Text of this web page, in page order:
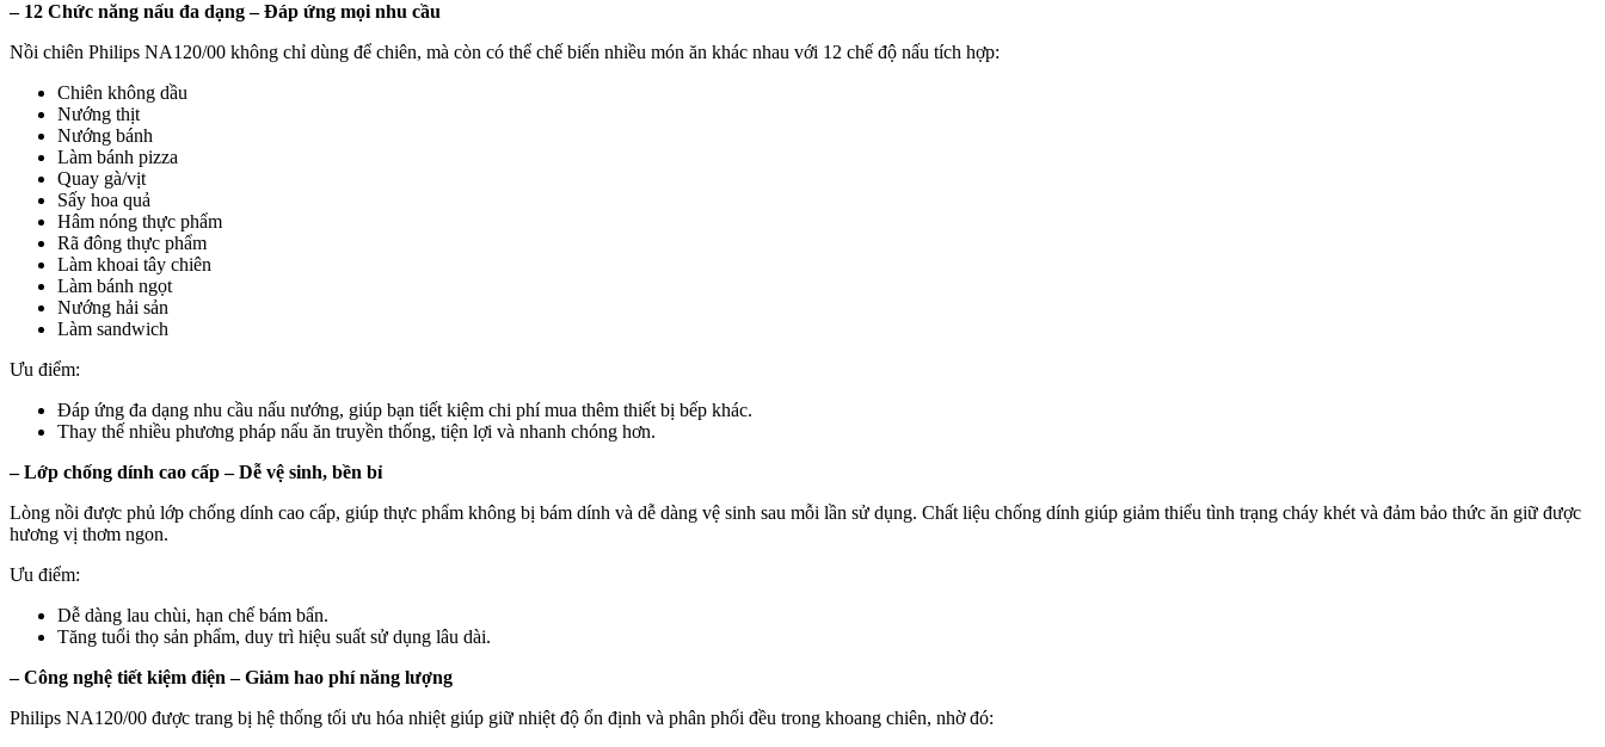
– 12 Chức năng nấu đa dạng – Đáp ứng mọi nhu cầu
Nồi chiên Philips NA120/00 không chỉ dùng để chiên, mà còn có thể chế biến nhiều món ăn khác nhau với 12 chế độ nấu tích hợp:
Chiên không dầu
Nướng thịt
Nướng bánh
Làm bánh pizza
Quay gà/vịt
Sấy hoa quả
Hâm nóng thực phẩm
Rã đông thực phẩm
Làm khoai tây chiên
Làm bánh ngọt
Nướng hải sản
Làm sandwich
Ưu điểm:
Đáp ứng đa dạng nhu cầu nấu nướng, giúp bạn tiết kiệm chi phí mua thêm thiết bị bếp khác.
Thay thế nhiều phương pháp nấu ăn truyền thống, tiện lợi và nhanh chóng hơn.
– Lớp chống dính cao cấp – Dễ vệ sinh, bền bỉ
Lòng nồi được phủ lớp chống dính cao cấp, giúp thực phẩm không bị bám dính và dễ dàng vệ sinh sau mỗi lần sử dụng. Chất liệu chống dính giúp giảm thiểu tình trạng cháy khét và đảm bảo thức ăn giữ được
hương vị thơm ngon.
Ưu điểm:
Dễ dàng lau chùi, hạn chế bám bẩn.
Tăng tuổi thọ sản phẩm, duy trì hiệu suất sử dụng lâu dài.
– Công nghệ tiết kiệm điện – Giảm hao phí năng lượng
Philips NA120/00 được trang bị hệ thống tối ưu hóa nhiệt giúp giữ nhiệt độ ổn định và phân phối đều trong khoang chiên, nhờ đó: